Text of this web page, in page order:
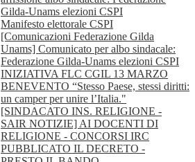
Gilda-Unams elezioni CSPI
Manifesto elettorale CSPI
[Comunicazioni Federazione Gilda
Unams] Comunicato per albo sindacale:
Federazione Gilda-Unams elezioni CSPI
INIZIATIVA FLC CGIL 13 MARZO
BENEVENTO “Stesso Paese, stessi diritti:
un camper per unire l’Italia."
[SINDACATO INS. RELIGIONE -
SAIR NOTIZIE] AI DOCENTI DI
RELIGIONE - CONCORSI IRC
PUBBLICATO IL DECRETO -